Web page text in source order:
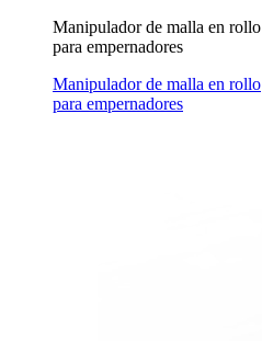
Manipulador de malla en rollo
para empernadores
Manipulador de malla en rollo
para empernadores